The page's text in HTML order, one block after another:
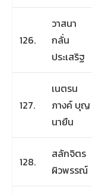
126.
วาสนา
กลั่น
ประเสริฐ
127.
เนตรน
ภางค์ บุญ
นายืน
128.
สลักจิตร
ผิวพรรณ์